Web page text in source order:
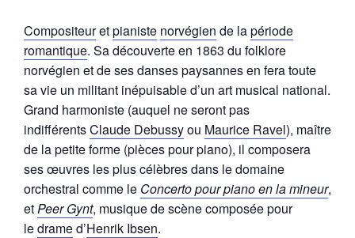
Compositeuretpianiste norvégien de lapériode
romantique. Sa découverte en 1863 du folklore
norvégien et de ses danses paysannes en fera toute
sa vie un militant inépuisable d’un art musical national.
Grand harmoniste (auquel ne seront pas
indifférentsClaude Debussyou Maurice Ravel), maître
de la petite forme (pièces pour piano), il composera
ses œuvres les plus célèbres dans le domaine
orchestral comme le Concerto pour piano en la mineur,
etPeer Gynt, musique de scène composée pour
ledramed’Henrik Ibsen.